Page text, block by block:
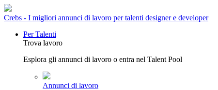
Crebs - I migliori annunci di lavoro per talenti designer e developer
Per Talenti
Trova lavoro
Esplora gli annunci di lavoro o entra nel Talent Pool
Annunci di lavoro